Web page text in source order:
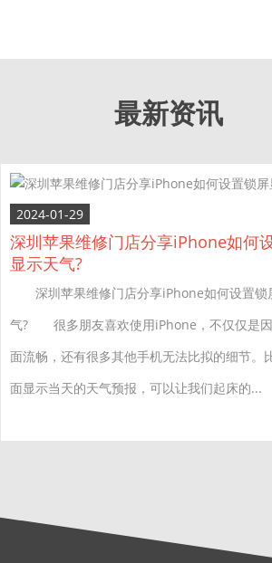
最新资讯
2024-01-29
深圳苹果维修门店分享iPhone如何
显示天气?
深圳苹果维修门店分享iPhone如何设置锁
气? 很多朋友喜欢使用iPhone，不仅仅是
面流畅，还有很多其他手机无法比拟的细节。
面显示当天的天气预报，可以让我们起床的...